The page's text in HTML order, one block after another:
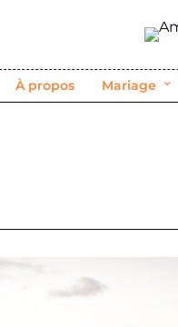
À propos Mariage